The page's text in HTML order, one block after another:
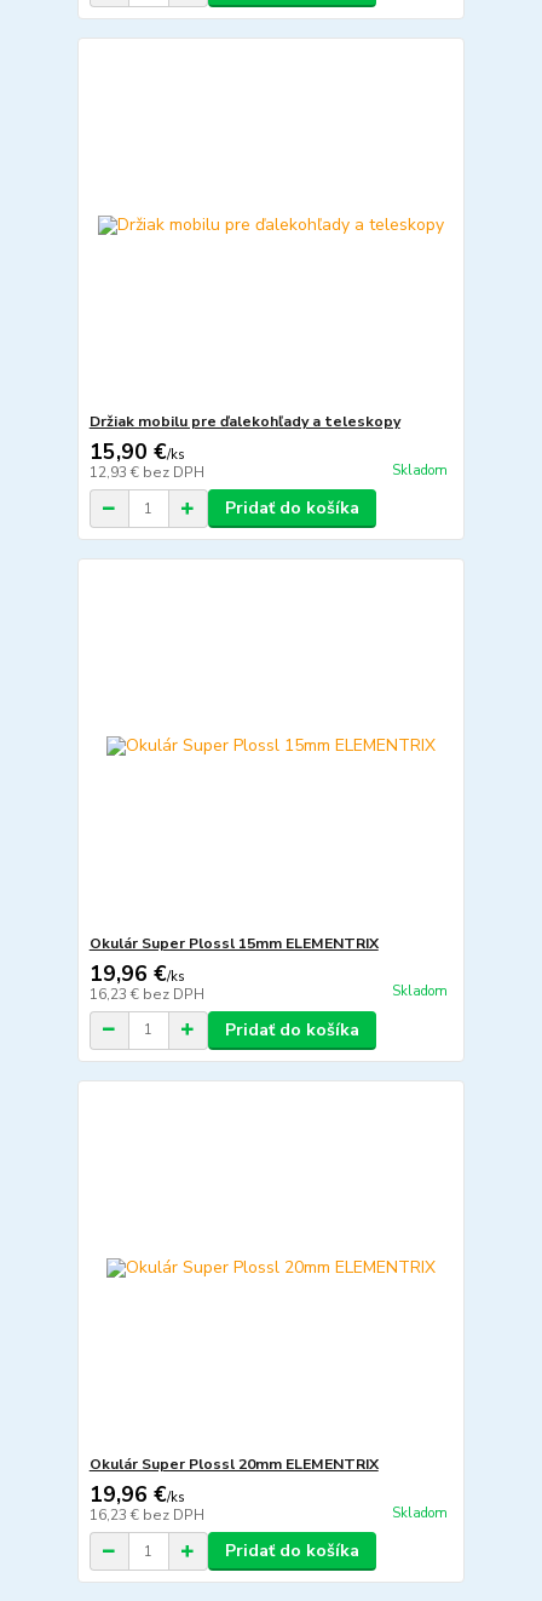
Držiak mobilu pre ďalekohľady a teleskopy
15,90 €/ks
12,93 € bez DPH Skladom
Pridať do košíka
Okulár Super Plossl 15mm ELEMENTRIX
19,96 €/ks
16,23 € bez DPH Skladom
Pridať do košíka
Okulár Super Plossl 20mm ELEMENTRIX
19,96 €/ks
16,23 € bez DPH Skladom
Pridať do košíka